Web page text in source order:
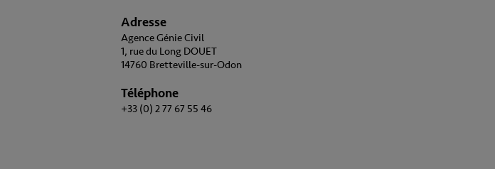
Adresse
Agence Génie Civil
1, rue du Long DOUET
14760 Bretteville-sur-Odon
Téléphone
+33 (0) 2 77 67 55 46